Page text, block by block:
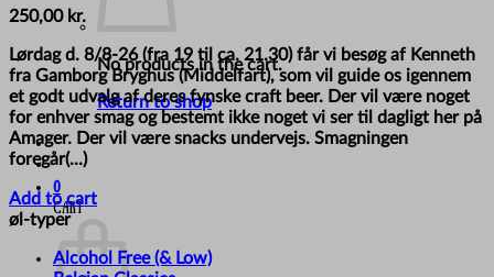
No products in the cart.
Return to shop
0
Cart
250,00 kr.
Lørdag d. 8/8-26 (fra 19 til ca. 21.30) får vi besøg af Kenneth
fra Gamborg Bryghus (Middelfart), som vil guide os igennem
et godt udvalg af deres fynske craft beer. Der vil være noget
for enhver smag og bestemt ikke noget vi ser til dagligt her på
Amager. Der vil være snacks undervejs. Smagningen
foregår(...)
Add to cart
øl-typer
Alcohol Free (& Low)